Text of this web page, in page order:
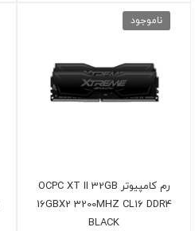
ناموجود
رم کامپیوتر OCPC XT II 32GB
16GBX2 3200MHZ CL16 DDR4
BLACK